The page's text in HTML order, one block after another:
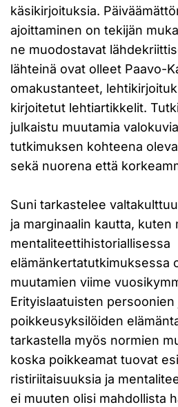
käsikirjoituksia.
ajoittaminen on tekijän
ne muodostavat
lähteinä ovat olleet Paavo-
omakustanteet,
kirjoitetut lehtiartikkelit.
julkaistu muutamia
tutkimuksen kohteena
sekä nuorena että
Suni tarkastelee
ja marginaalin kautta, kuten
mentaliteettihistoriallisessa
elämänkertatutkimuksessa
muutamien viime
Erityislaatuisten persoonien
poikkeusyksilöiden
tarkastella myös normien
koska poikkeamat tuovat
ristiriitaisuuksia ja
ei muuten olisi mahdollista